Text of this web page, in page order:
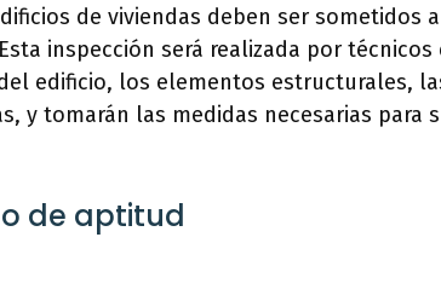
de viviendas deben ser sometidos
inspección será realizada por
edificio, los elementos estructurales,
y tomarán las medidas necesarias para
de aptitud